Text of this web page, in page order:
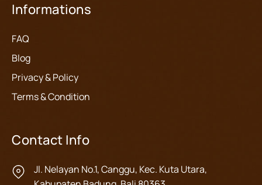
Informations
FAQ
Blog
Privacy & Policy
Terms & Condition
Contact Info
Jl. Nelayan No.1, Canggu, Kec. Kuta Utara,